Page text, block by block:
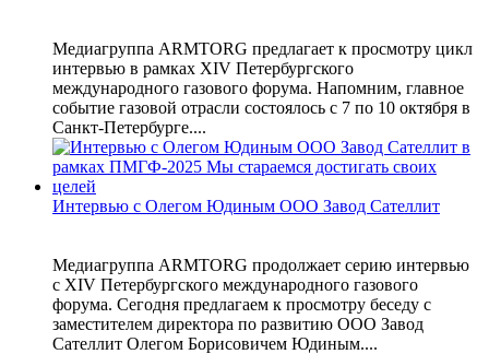
Медиагруппа ARMTORG предлагает к просмотру цикл
интервью в рамках XIV Петербургского
международного газового форума. Напомним, главное
событие газовой отрасли состоялось с 7 по 10 октября в
Санкт-Петербурге....
Интервью с Олегом Юдиным ООО Завод Сателлит
Медиагруппа ARMTORG продолжает серию интервью
с XIV Петербургского международного газового
форума. Сегодня предлагаем к просмотру беседу с
заместителем директора по развитию ООО Завод
Сателлит Олегом Борисовичем Юдиным....